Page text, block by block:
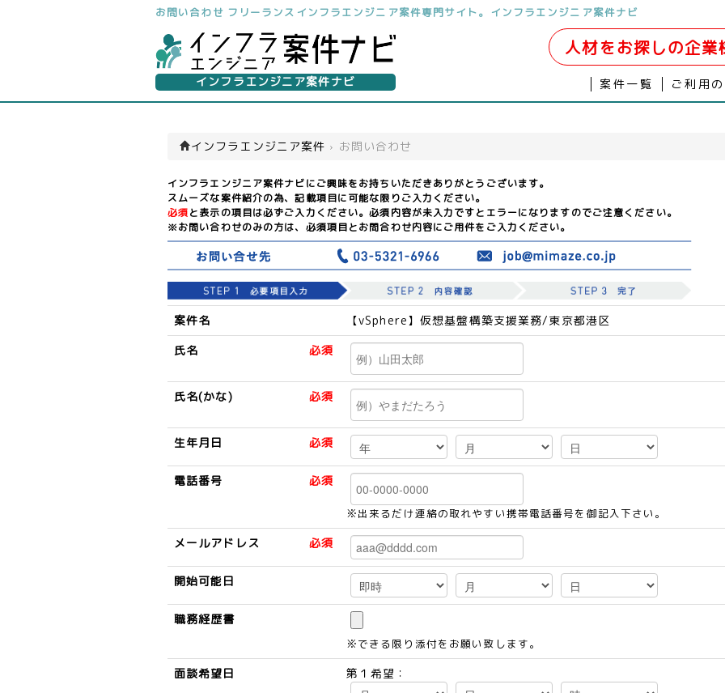
お問い合わせ フリーランスインフラエンジニア案件専門サイト。インフラエンジニア案件ナビ
インフラエンジニア案件ナビ
人材をお探しの企業
案件一覧 ご利用
インフラエンジニア案件 › お問い合わせ
インフラエンジニア案件ナビにご興味をお持ちいただきありがとうございます。
スムーズな案件紹介の為、記載項目に可能な限りご入力ください。
必須 と表示の項目は必ずご入力ください。必須内容が未入力ですとエラーになりますのでご注意ください。
※お問い合わせのみの方は、必須項目とお問合わせ内容にご用件をご入力ください。
案件名 【vSphere】仮想基盤構築支援業務/東京都港区
氏名 必須
氏名(かな) 必須
生年月日 必須
電話番号 必須
※出来るだけ連絡の取れやすい携帯電話番号を御記入下さい。
メールアドレス 必須
開始可能日
職務経歴書
※できる限り添付をお願い致します。
面談希望日 第１希望：